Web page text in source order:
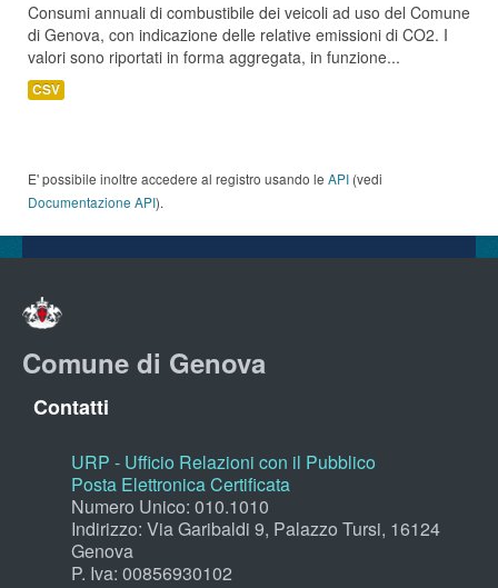
Consumi annuali di combustibile dei veicoli ad uso del Comune
di Genova, con indicazione delle relative emissioni di CO2. I
valori sono riportati in forma aggregata, in funzione...
CSV
E' possibile inoltre accedere al registro usando le API (vedi
Documentazione API).
Comune di Genova
Contatti
URP - Ufficio Relazioni con il Pubblico
Posta Elettronica Certificata
Numero Unico: 010.1010
Indirizzo: Via Garibaldi 9, Palazzo Tursi, 16124
Genova
P. Iva: 00856930102